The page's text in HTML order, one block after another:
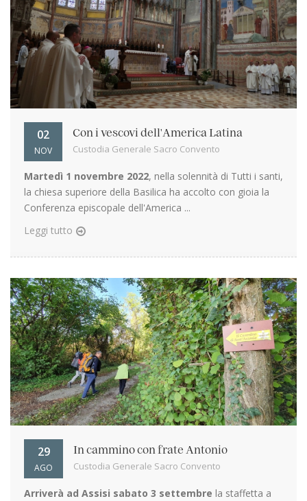
02
NOV
Con i vescovi dell'America Latina
Custodia Generale Sacro Convento
Martedì 1 novembre 2022, nella solennità di Tutti i santi,
la chiesa superiore della Basilica ha accolto con gioia la
Conferenza episcopale dell'America ...
Leggi tutto
29
AGO
In cammino con frate Antonio
Custodia Generale Sacro Convento
Arriverà ad Assisi sabato 3 settembre la staffetta a